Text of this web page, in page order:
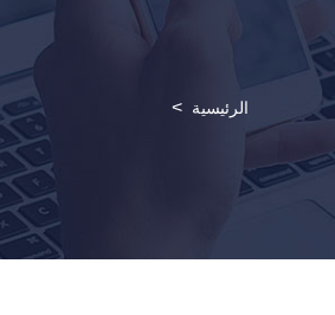
الرئيسية >